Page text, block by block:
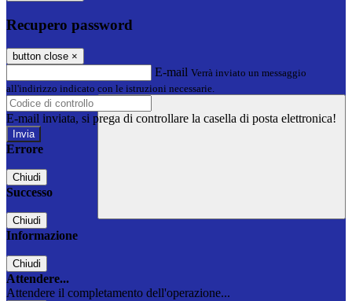
Recupero password
button close ×
E-mail Verrà inviato un messaggio
all'indirizzo indicato con le istruzioni necessarie.
E-mail inviata, si prega di controllare la casella di posta elettronica!
Errore
Chiudi
Successo
Chiudi
Informazione
Chiudi
Attendere...
Attendere il completamento dell'operazione...